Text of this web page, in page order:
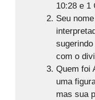
10:28 e 1
Seu
com o
Quem foi
uma
mas sua